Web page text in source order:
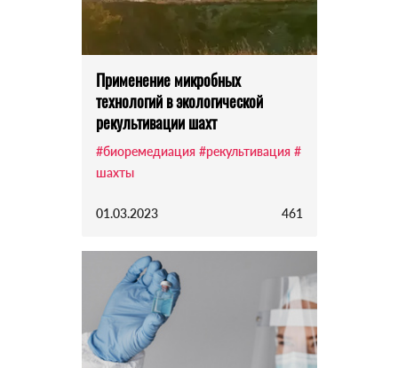
Применение микробных
технологий в экологической
рекультивации шахт
#биоремедиация #рекультивация #
шахты
01.03.2023 461